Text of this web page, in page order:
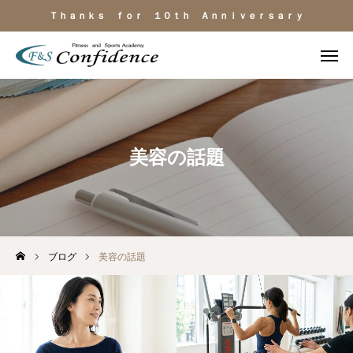
Ｔｈａｎｋｓ ｆｏｒ １０ｔｈ Ａｎｎｉｖｅｒｓａｒｙ
美容の話題
ブログ 美容の話題
施設見学 ＬＩＮＥ相談
電話
施設のご紹介
運動目的
トレーナー紹介
アクセス